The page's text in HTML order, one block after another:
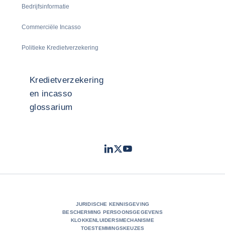
Bedrijfsinformatie
Commerciële Incasso
Politieke Kredietverzekering
Kredietverzekering
en incasso
glossarium
LinkedIn
TwitterYoutube
JURIDISCHE KENNISGEVING
BESCHERMING PERSOONSGEGEVENS
KLOKKENLUIDERSMECHANISME
TOESTEMMINGSKEUZES